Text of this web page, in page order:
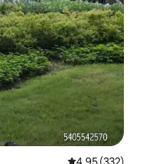
Średnia
4,95 (332)